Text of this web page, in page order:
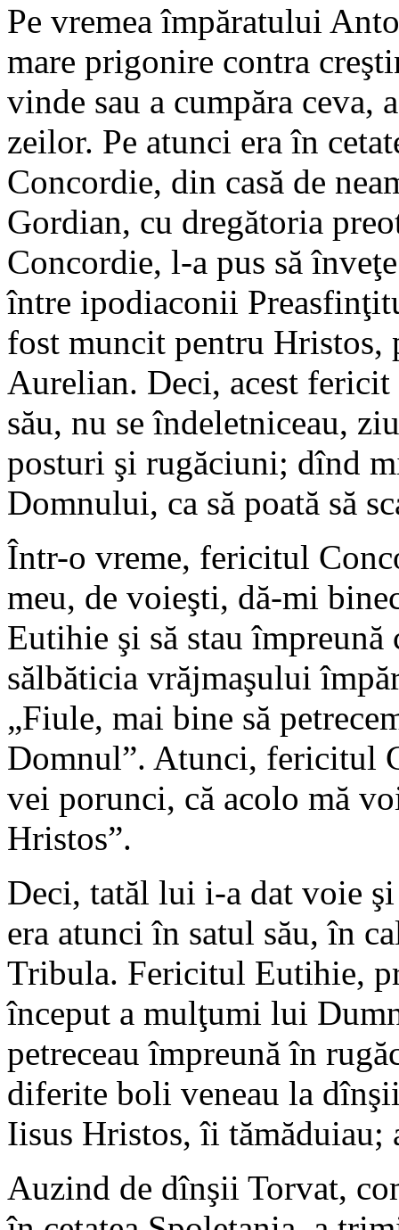
Pe vremea împăratului
mare prigonire contra
vinde sau a cumpăra ceva,
zeilor. Pe atunci era în
Concordie, din casă de
Gordian, cu dregătoria
Concordie, l-a pus să
între ipodiaconii
fost muncit pentru Hristos,
Aurelian. Deci, acest
său, nu se îndeletniceau,
posturi şi rugăciuni; dînd
Domnului, ca să poată să
Într-o vreme, fericitul
meu, de voieşti, dă-mi
Eutihie şi să stau
sălbăticia vrăjmaşului
„Fiule, mai bine să
Domnul”. Atunci, fericitul
vei porunci, că acolo mă
Hristos”.
Deci, tatăl lui i-a dat voie
era atunci în satul său, în
Tribula. Fericitul Eutihie,
început a mulţumi lui
petreceau împreună în
diferite boli veneau la
Iisus Hristos, îi tămăduiau;
Auzind de dînşii Torvat,